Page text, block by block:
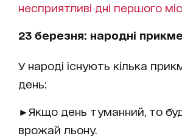
несприятливі дні першого
23 березня: народні
У народі існують кілька
день:
►Якщо день туманний, то
врожай льону.